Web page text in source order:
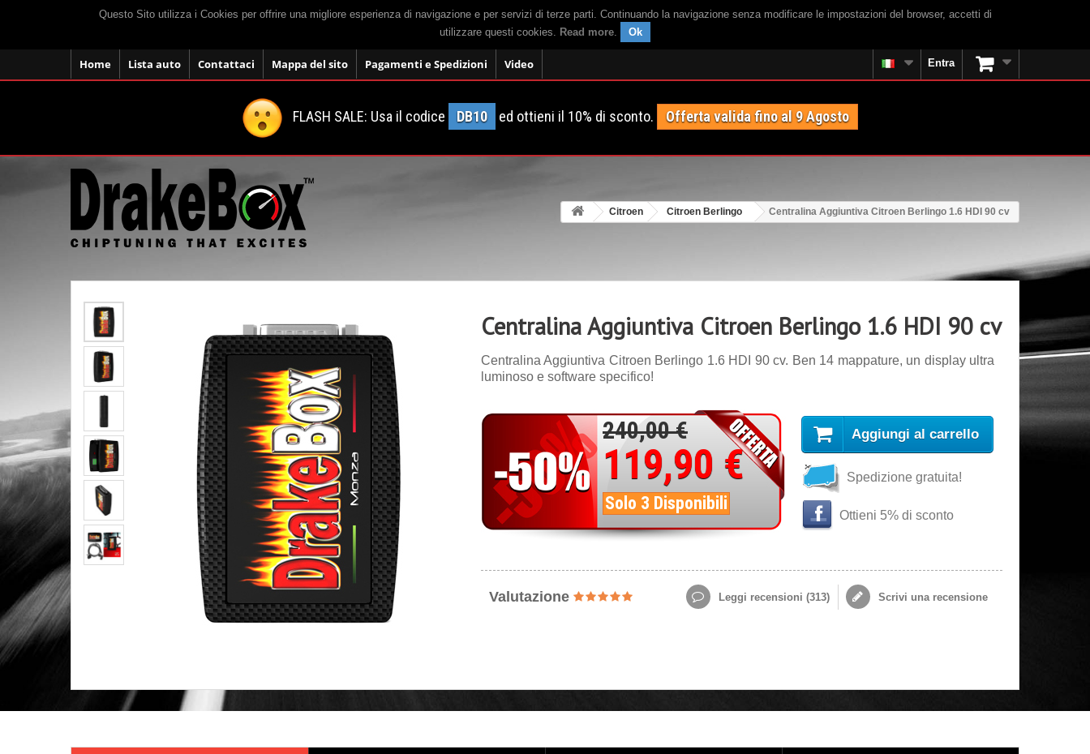
Questo Sito utilizza i Cookies per offrire una migliore esperienza di navigazione e per servizi di terze parti. Continuando la navigazione senza modificare le impostazioni del browser, accetti di
utilizzare questi cookies. Read more. Ok
Home Lista auto Contattaci Mappa del sito Pagamenti e Spedizioni Video Entra
FLASH SALE: Usa il codice DB10 ed ottieni il 10% di sconto. Offerta valida fino al 9 Agosto
Citroen Citroen Berlingo Centralina Aggiuntiva Citroen Berlingo 1.6 HDI 90 cv
Centralina Aggiuntiva Citroen Berlingo 1.6 HDI 90 cv
Centralina Aggiuntiva Citroen Berlingo 1.6 HDI 90 cv. Ben 14 mappature, un display ultra
luminoso e software specifico!
240,00 €
119,90 €
Solo 3 Disponibili
Aggiungi al carrello
Spedizione gratuita!
Ottieni 5% di sconto
Valutazione Leggi recensioni (313) Scrivi una recensione